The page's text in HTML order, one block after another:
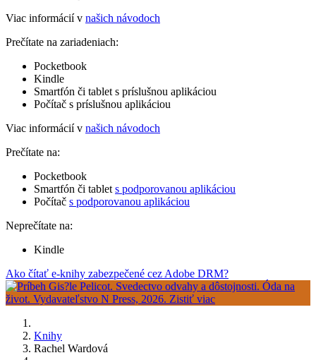
Viac informácií v našich návodoch
Prečítate na zariadeniach:
Pocketbook
Kindle
Smartfón či tablet s príslušnou aplikáciou
Počítač s príslušnou aplikáciou
Viac informácií v našich návodoch
Prečítate na:
Pocketbook
Smartfón či tablet s podporovanou aplikáciou
Počítač s podporovanou aplikáciou
Neprečítate na:
Kindle
Ako čítať e-knihy zabezpečené cez Adobe DRM?
Knihy
Rachel Wardová